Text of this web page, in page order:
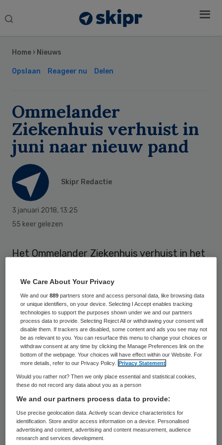
Search
Home › Nieuws
Opslaan Reageer nu Delen
Ommelander
Ziekenhuis verhuist in
juni naar nieuw pand
Skipr Redactie
3 januari 2018, 13:25
55 keer gelezen
Het Ommelander Ziekenhuis verhuist in het
pand in het Groningse Scheemda. De
huidige locaties in Delfzijl en Winschoten
sluiten dan de deuren.
Begin 2016 is in Scheemda gestart met de
bouw van het nieuwe Ommelander
Ziekenhuis. Inmiddels bevinden de
bouwwerkzaamheden zich in de
afrondende fase.
Het ziekenhuis heeft na de oplevering van
het gebouw begin 2018 nog enkele
Sidebar
We Care About Your Privacy
We and our889 partners store and access personal data, like browsing data
or unique identifiers, on your device. Selecting I Accept enables tracking
technologies to support the purposes shown under we and our partners
process data to provide. Selecting Reject All or withdrawing your consent will
disable them. If trackers are disabled, some content and ads you see may not
be as relevant to you. You can resurface this menu to change your choices or
withdraw consent at any time by clicking the Manage Preferences link on the
bottom of the webpage. Your choices will have effect within our Website. For
more details, refer to our Privacy Policy.
Privacy Statement
Would you rather not? Then we only place essential and statistical cookies,
these do not record any data about you as a person
We and our partners process data to provide:
Use precise geolocation data. Actively scan device characteristics for
identification. Store and/or access information on a device. Personalised
advertising and content, advertising and content measurement, audience
research and services development.